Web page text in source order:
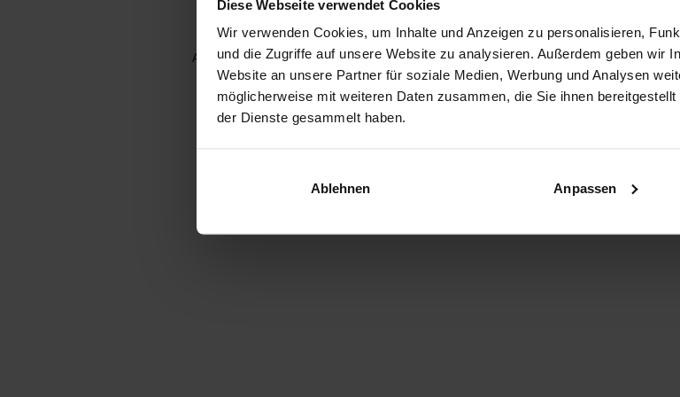
Diese Webseite verwendet Cookies
Wir verwenden Cookies, um Inhalte und Anzeigen zu personalisieren,
und die Zugriffe auf unsere Website zu analysieren. Außerdem geben wir
Website an unsere Partner für soziale Medien, Werbung und Analysen
möglicherweise mit weiteren Daten zusammen, die Sie ihnen
der Dienste gesammelt haben.
Ablehnen Anpassen
Application error: a client-side exception has occurred while loading